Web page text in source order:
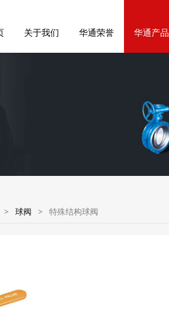
关于我们 华通荣誉 华通产品
> 球阀 > 特殊结构球阀